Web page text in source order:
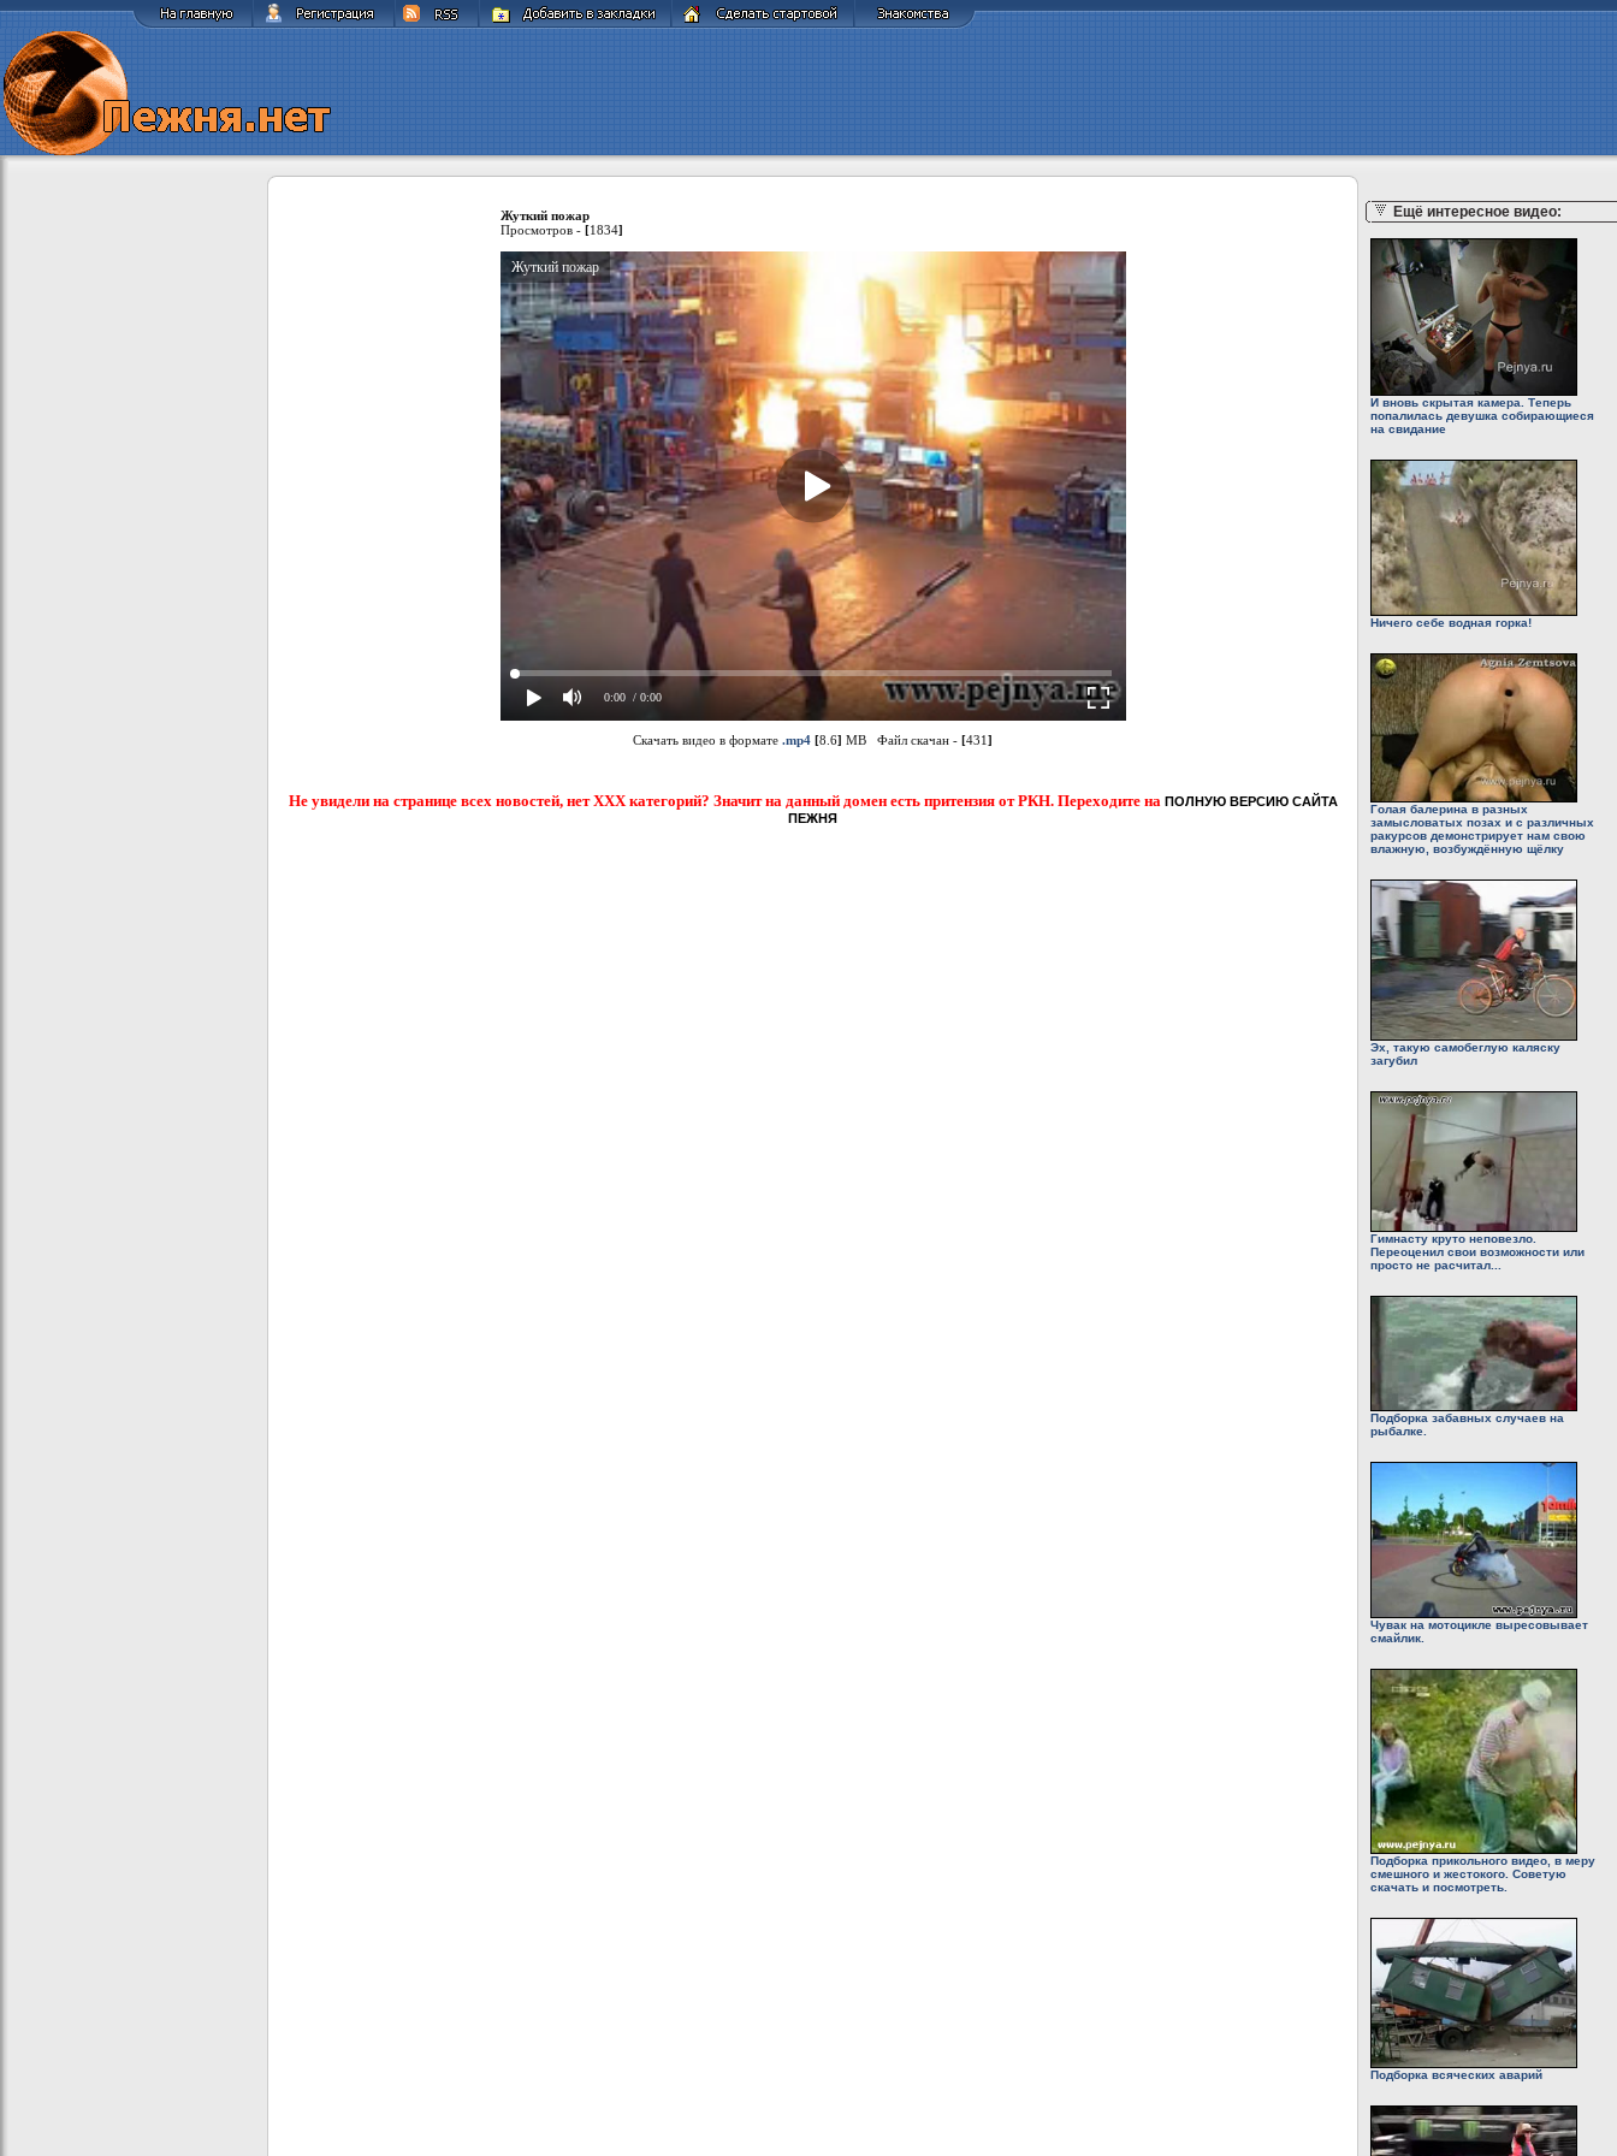
Жуткий пожар
Просмотров - [1834]
Жуткий пожар
0:00 / 0:00
Скачать видео в формате .mp4 [8.6] MB Файл скачан - [431]
Не увидели на странице всех новостей, нет XXX категорий? Значит на данный домен есть притензия от РКН. Переходите на ПОЛНУЮ ВЕРСИЮ САЙТА
ПЕЖНЯ
Ещё интересное видео:
И вновь скрытая камера. Теперь
попалилась девушка собирающиеся
на свидание
Ничего себе водная горка!
Голая балерина в разных
замысловатых позах и с различных
ракурсов демонстрирует нам свою
влажную, возбуждённую щёлку
Эх, такую самобеглую каляску
загубил
Гимнасту круто неповезло.
Переоценил свои возможности или
просто не расчитал...
Подборка забавных случаев на
рыбалке.
Чувак на мотоцикле выресовывает
смайлик.
Подборка прикольного видео, в меру
смешного и жестокого. Советую
скачать и посмотреть.
Подборка всяческих аварий